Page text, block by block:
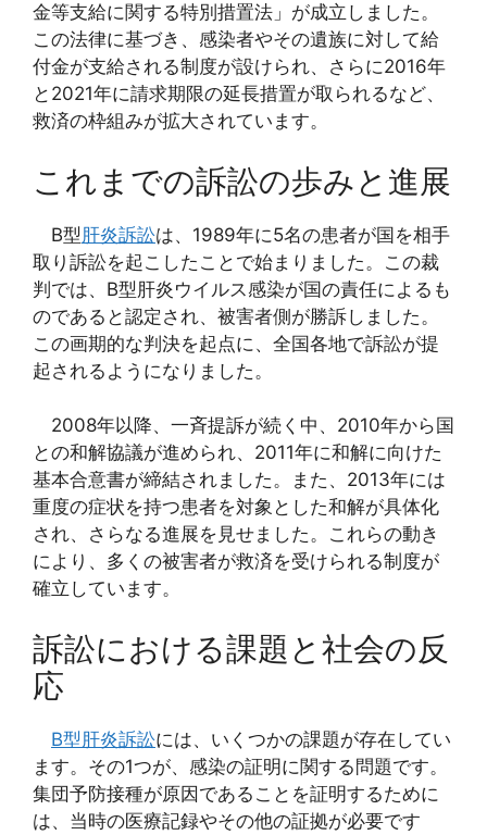
金等支給に関する特別措置法」が成立しました。
この法律に基づき、感染者やその遺族に対して給
付金が支給される制度が設けられ、さらに2016年
と2021年に請求期限の延長措置が取られるなど、
救済の枠組みが拡大されています。
これまでの訴訟の歩みと進展
B型肝炎訴訟は、1989年に5名の患者が国を相手
取り訴訟を起こしたことで始まりました。この裁
判では、B型肝炎ウイルス感染が国の責任によるも
のであると認定され、被害者側が勝訴しました。
この画期的な判決を起点に、全国各地で訴訟が提
起されるようになりました。
2008年以降、一斉提訴が続く中、2010年から国
との和解協議が進められ、2011年に和解に向けた
基本合意書が締結されました。また、2013年には
重度の症状を持つ患者を対象とした和解が具体化
され、さらなる進展を見せました。これらの動き
により、多くの被害者が救済を受けられる制度が
確立しています。
訴訟における課題と社会の反
応
B型肝炎訴訟には、いくつかの課題が存在してい
ます。その1つが、感染の証明に関する問題です。
集団予防接種が原因であることを証明するために
は、当時の医療記録やその他の証拠が必要です